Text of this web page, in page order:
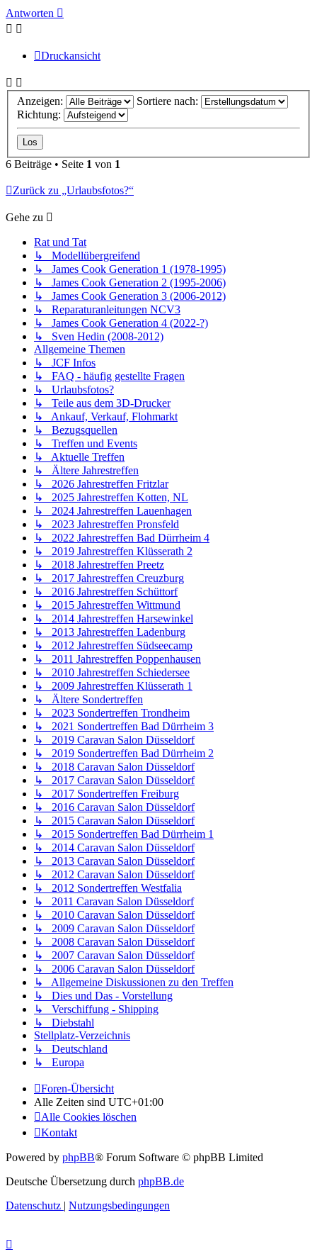
Antworten
Druckansicht
Anzeigen:
Sortiere nach:
Richtung:
6 Beiträge • Seite 1 von 1
Zurück zu „Urlaubsfotos?“
Gehe zu
Rat und Tat
↳ Modellübergreifend
↳ James Cook Generation 1 (1978-1995)
↳ James Cook Generation 2 (1995-2006)
↳ James Cook Generation 3 (2006-2012)
↳ Reparaturanleitungen NCV3
↳ James Cook Generation 4 (2022-?)
↳ Sven Hedin (2008-2012)
Allgemeine Themen
↳ JCF Infos
↳ FAQ - häufig gestellte Fragen
↳ Urlaubsfotos?
↳ Teile aus dem 3D-Drucker
↳ Ankauf, Verkauf, Flohmarkt
↳ Bezugsquellen
↳ Treffen und Events
↳ Aktuelle Treffen
↳ Ältere Jahrestreffen
↳ 2026 Jahrestreffen Fritzlar
↳ 2025 Jahrestreffen Kotten, NL
↳ 2024 Jahrestreffen Lauenhagen
↳ 2023 Jahrestreffen Pronsfeld
↳ 2022 Jahrestreffen Bad Dürrheim 4
↳ 2019 Jahrestreffen Klüsserath 2
↳ 2018 Jahrestreffen Preetz
↳ 2017 Jahrestreffen Creuzburg
↳ 2016 Jahrestreffen Schüttorf
↳ 2015 Jahrestreffen Wittmund
↳ 2014 Jahrestreffen Harsewinkel
↳ 2013 Jahrestreffen Ladenburg
↳ 2012 Jahrestreffen Südseecamp
↳ 2011 Jahrestreffen Poppenhausen
↳ 2010 Jahrestreffen Schiedersee
↳ 2009 Jahrestreffen Klüsserath 1
↳ Ältere Sondertreffen
↳ 2023 Sondertreffen Trondheim
↳ 2021 Sondertreffen Bad Dürrheim 3
↳ 2019 Caravan Salon Düsseldorf
↳ 2019 Sondertreffen Bad Dürrheim 2
↳ 2018 Caravan Salon Düsseldorf
↳ 2017 Caravan Salon Düsseldorf
↳ 2017 Sondertreffen Freiburg
↳ 2016 Caravan Salon Düsseldorf
↳ 2015 Caravan Salon Düsseldorf
↳ 2015 Sondertreffen Bad Dürrheim 1
↳ 2014 Caravan Salon Düsseldorf
↳ 2013 Caravan Salon Düsseldorf
↳ 2012 Caravan Salon Düsseldorf
↳ 2012 Sondertreffen Westfalia
↳ 2011 Caravan Salon Düsseldorf
↳ 2010 Caravan Salon Düsseldorf
↳ 2009 Caravan Salon Düsseldorf
↳ 2008 Caravan Salon Düsseldorf
↳ 2007 Caravan Salon Düsseldorf
↳ 2006 Caravan Salon Düsseldorf
↳ Allgemeine Diskussionen zu den Treffen
↳ Dies und Das - Vorstellung
↳ Verschiffung - Shipping
↳ Diebstahl
Stellplatz-Verzeichnis
↳ Deutschland
↳ Europa
Foren-Übersicht
Alle Zeiten sind UTC+01:00
Alle Cookies löschen
Kontakt
Powered by phpBB® Forum Software © phpBB Limited
Deutsche Übersetzung durch phpBB.de
Datenschutz | Nutzungsbedingungen